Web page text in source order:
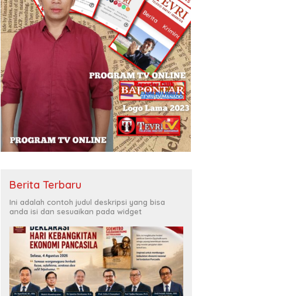
Berita Terbaru
Ini adalah contoh judul deskripsi yang bisa
anda isi dan sesuaikan pada widget